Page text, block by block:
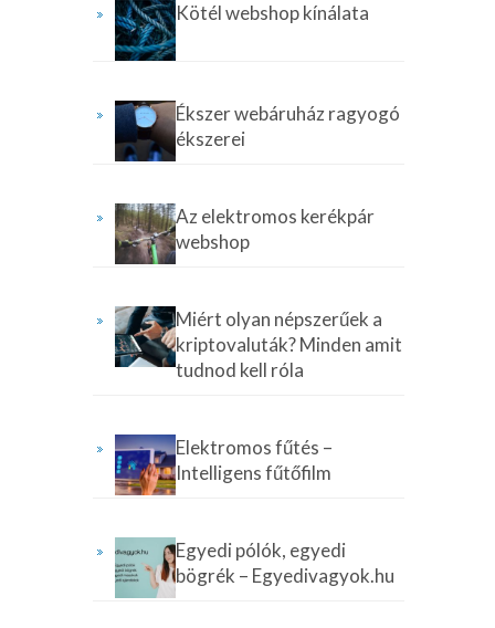
Kötél webshop kínálata
Ékszer webáruház ragyogó
ékszerei
Az elektromos kerékpár
webshop
Miért olyan népszerűek a
kriptovaluták? Minden amit
tudnod kell róla
Elektromos fűtés –
Intelligens fűtőfilm
Egyedi pólók, egyedi
bögrék – Egyedivagyok.hu